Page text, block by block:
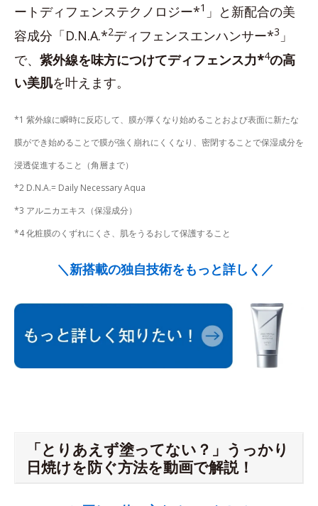
ートディフェンステクノロジー*1 」と新配合の美
容成分「D.N.A.*2ディフェンスエンハンサー*3 」
で、 紫外線を味方につけてディフェンス力*4の高
い美肌を叶えます。
*1 紫外線に瞬時に反応して、膜が厚くなり始めることおよび表面に新たな
膜ができ始めることで膜が強く崩れにくくなり、密閉することで保湿成分を
浸透促進すること（角層まで）
*2 D.N.A.= Daily Necessary Aqua
*3 アルニカエキス（保湿成分）
*4 化粧膜のくずれにくさ、肌をうるおして保護すること
＼新搭載の独自技術をもっと詳しく／
「とりあえず塗ってない？」うっかり
日焼けを防ぐ方法を動画で解説！